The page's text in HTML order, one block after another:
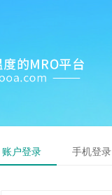
账户登录 手机登录